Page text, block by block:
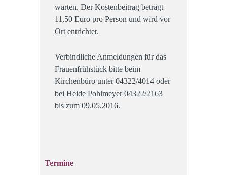
warten. Der Kostenbeitrag beträgt
11,50 Euro pro Person und wird vor
Ort entrichtet.
Verbindliche Anmeldungen für das
Frauenfrühstück bitte beim
Kirchenbüro unter 04322/4014 oder
bei Heide Pohlmeyer 04322/2163
bis zum 09.05.2016.
Termine